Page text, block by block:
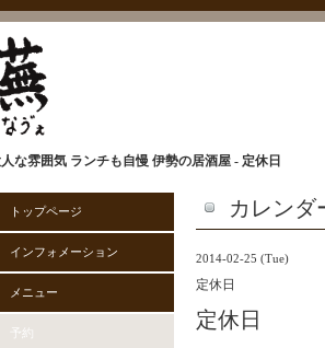
な雰囲気 ランチも自慢 伊勢の居酒屋 - 定休日
カレンダ
2014-02-25 (Tue)
定休日
定休日
トップページ
インフォメーション
メニュー
予約